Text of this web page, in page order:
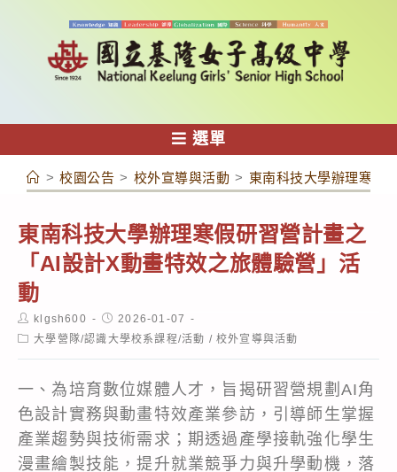
容
選單
> 校園公告 > 校外宣導與活動 > 東南科技大學辦理寒假
東南科技大學辦理寒假研習營計畫之
「AI設計X動畫特效之旅體驗營」活
動
Post
author:
klgsh600
Post
published:
2026-01-07
Post大學營隊/認識大學校系課程/活動 / 校外宣導與活動
一、為培育數位媒體人才，旨揭研習營規劃AI角
色設計實務與動畫特效產業參訪，引導師生掌握
產業趨勢與技術需求；期透過產學接軌強化學生
漫畫繪製技能，提升就業競爭力與升學動機，落